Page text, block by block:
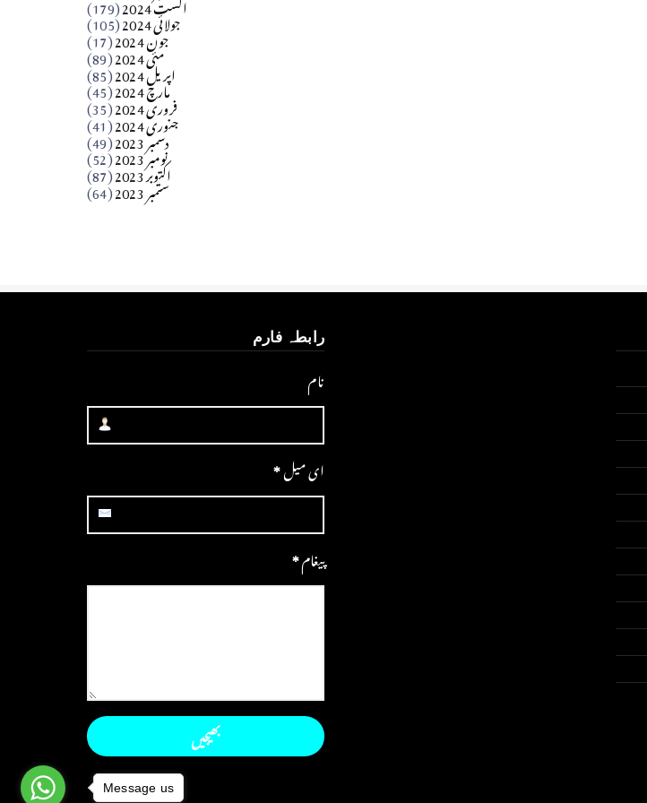
​تحریر: عاصم نواز طاہرخیلی (غازی/ہری پور)
جولائی 2024 (105) جون 2024 (17) مئی 2024 (89) اپریل 2024 (85) مارچ 2024 (45) فروری 2024 (35) جنوری 2024 (41) دسمبر 2023 (49) نومبر 2023 (52) اکتوبر 2023 (87) ستمبر 2023 (64)
رابطہ فارم
نام
ای میل*
پیغام*
Message us